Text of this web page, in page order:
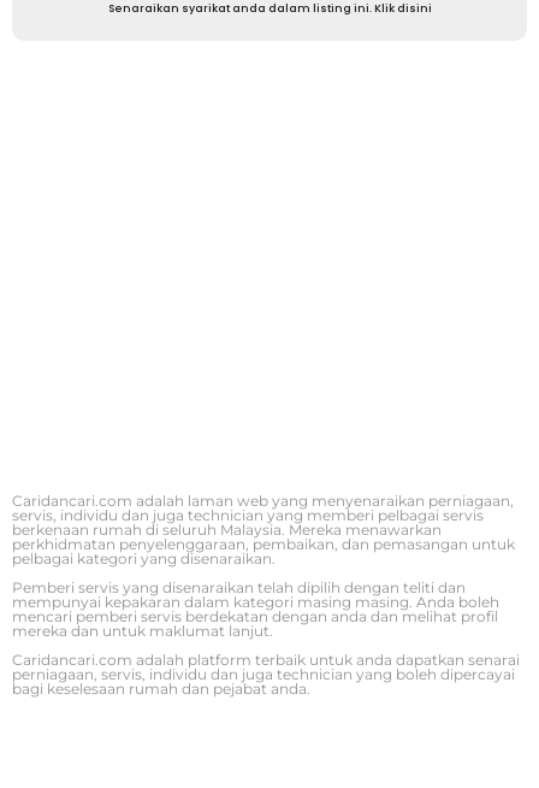
Senaraikan syarikat anda dalam listing ini. Klik disini
Caridancari.com adalah laman web yang menyenaraikan perniagaan,
servis, individu dan juga technician yang memberi pelbagai servis
berkenaan rumah di seluruh Malaysia. Mereka menawarkan
perkhidmatan penyelenggaraan, pembaikan, dan pemasangan untuk
pelbagai kategori yang disenaraikan.
Pemberi servis yang disenaraikan telah dipilih dengan teliti dan
mempunyai kepakaran dalam kategori masing masing. Anda boleh
mencari pemberi servis berdekatan dengan anda dan melihat profil
mereka dan untuk maklumat lanjut.
Caridancari.com adalah platform terbaik untuk anda dapatkan senarai
perniagaan, servis, individu dan juga technician yang boleh dipercayai
bagi keselesaan rumah dan pejabat anda.